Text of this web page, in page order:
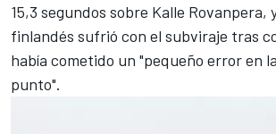
15,3 segundos sobre Kalle Rovanpera,
finlandés sufrió con el subviraje tras
había cometido un "pequeño error en
punto".